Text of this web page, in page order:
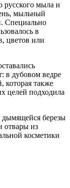
русского мыла и
мыльный
Специально
в
цветов или
в дубовом ведре
которая также
целей подходила
дымящейся березы
отвары из
косметики